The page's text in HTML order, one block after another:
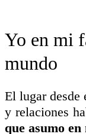
Yo en mi
mundo
El lugar desde
y relaciones
que asumo